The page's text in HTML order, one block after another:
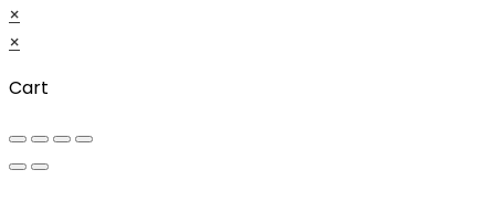
×
×
Cart